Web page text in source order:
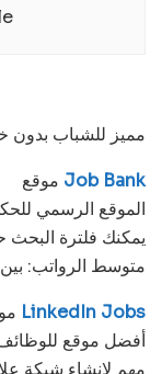
مميز للشباب بدون
Job Bank
الموقع الرسمي
يمكنك فلترة البحث
متوسط الرواتب: بين 2,000–4,000 دولار كندي شهرياً
LinkedIn Jobs
أفضل موقع
مهم لإنشاء شبكة